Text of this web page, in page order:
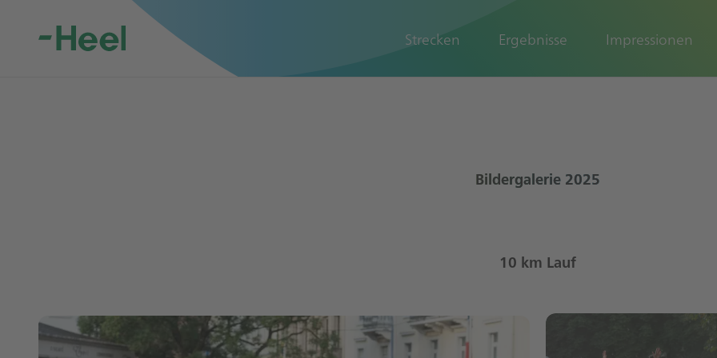
Strecken Ergebnisse Impressionen
Bildergalerie 2025
10 km Lauf